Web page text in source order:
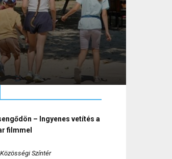
– Ingyenes vetítés a
filmmel
Színtér